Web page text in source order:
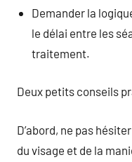
Demander la
le délai entre les
traitement.
Deux petits conseils
D’abord, ne pas
du visage et de la